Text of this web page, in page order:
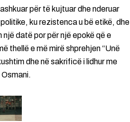
për të kujtuar dhe nderuar
ku rezistenca u bë etikë, dhe
datë por për një epokë që e
thellë e më mirë shprehjen “Unë
dhe në sakrificë i lidhur me